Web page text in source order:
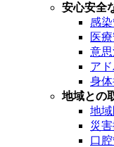
安心安全
感
医
意
ア
身
地域との
地
災
口